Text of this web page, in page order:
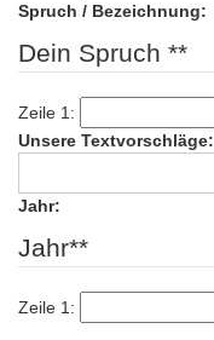
Spruch / Bezeichnung:
Dein Spruch **
Zeile 1:
Unsere Textvorschläge:
Jahr:
Jahr**
Zeile 1: